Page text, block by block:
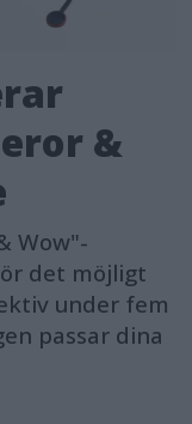
&
Wow"-
det möjligt
under fem
passar dina